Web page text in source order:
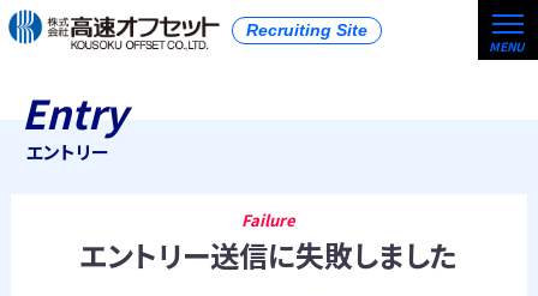
Recruiting Site
Entry
エントリー
Failure
エントリー送信に失敗しました